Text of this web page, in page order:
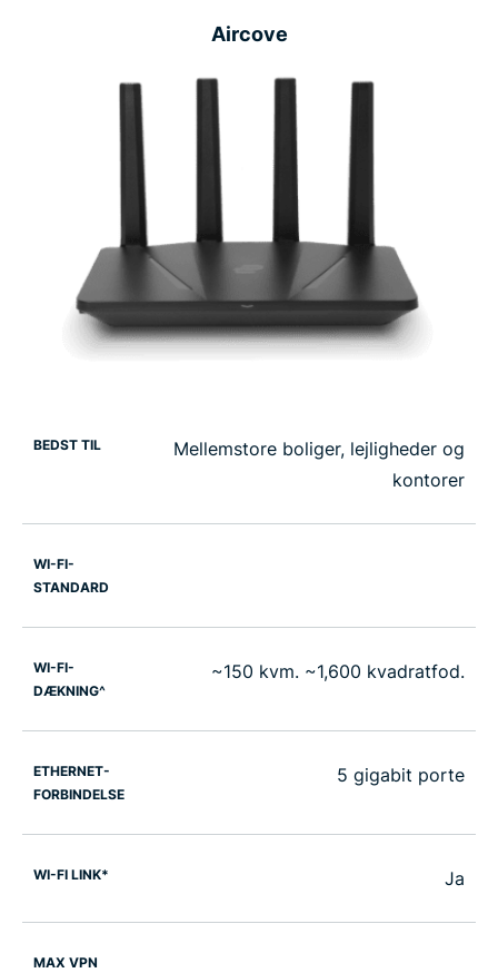
Aircove
BEDST TIL
Mellemstore boliger, lejligheder og
kontorer
WI-FI-
STANDARD
WI-FI-
DÆKNING^
~150 kvm. ~1,600 kvadratfod.
ETHERNET-
FORBINDELSE
5 gigabit porte
WI-FI LINK* Ja
MAX VPN